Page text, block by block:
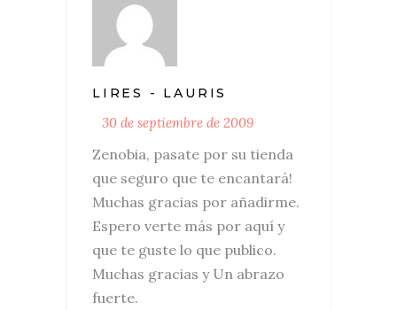
LIRES - LAURIS
30 de septiembre de 2009
Zenobia, pasate por su tienda
que seguro que te encantará!
Muchas gracias por añadirme.
Espero verte más por aquí y
que te guste lo que publico.
Muchas gracias y Un abrazo
fuerte.